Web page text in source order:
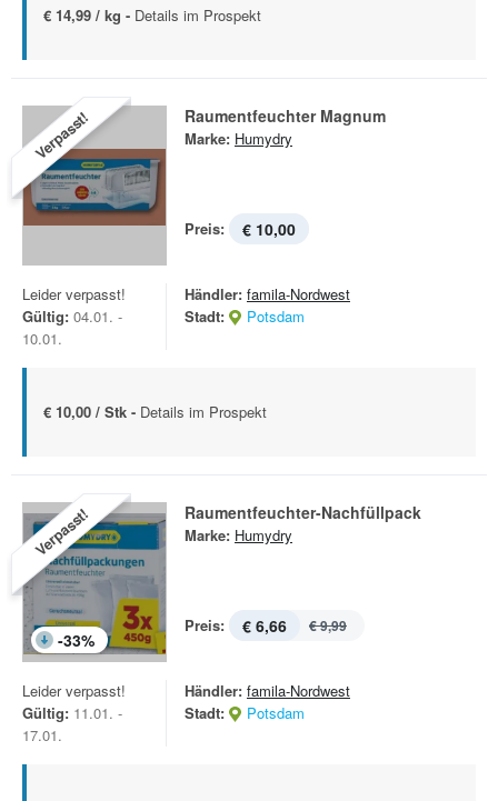
€ 14,99 / kg - Details im Prospekt
Verpasst! Raumentfeuchter Magnum
Marke: Humydry
Preis: € 10,00
Leider verpasst!
Gültig: 04.01. -
10.01.
Händler: famila-Nordwest
Stadt:
Potsdam
€ 10,00 / Stk - Details im Prospekt
Verpasst!
-33%
Raumentfeuchter-Nachfüllpack
Marke: Humydry
Preis: € 6,66 € 9,99
Leider verpasst!
Gültig: 11.01. -
17.01.
Händler: famila-Nordwest
Stadt:
Potsdam